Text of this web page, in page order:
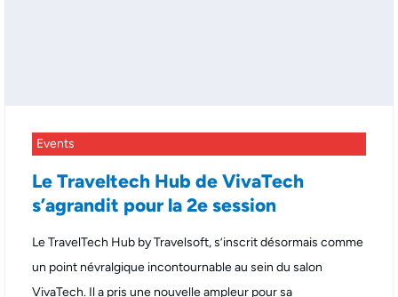
Events
Le Traveltech Hub de VivaTech
s’agrandit pour la 2e session
Le TravelTech Hub by Travelsoft, s’inscrit désormais comme
un point névralgique incontournable au sein du salon
VivaTech. Il a pris une nouvelle ampleur pour sa